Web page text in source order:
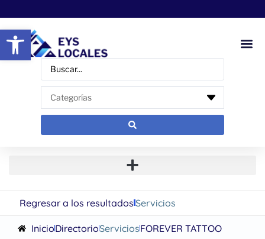
Abrir barra de herramientas
Regresar a los resultadosServicios
InicioDirectorioServiciosFOREVER TATTOO